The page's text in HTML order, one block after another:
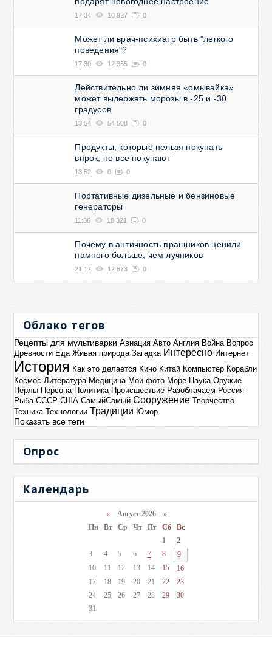
17:34 10 927 0
Может ли врач-психиатр быть "легкого
поведения"?
17:30 12 355 0
Действительно ли зимняя «омывайка»
может выдержать морозы в -25 и -30
градусов
13:54 54 508 0
Продукты, которые нельзя покупать
впрок, но все покупают
13:52 0 0
Портативные дизельные и бензиновые
генераторы
11:36 18 321 0
Почему в античность пращников ценили
намного больше, чем лучников
21:17 12 873 0
Облако тегов
Рецепты для мультиварки Авиация Авто Англия Война Вопрос
Древности Еда Живая природа Загадка Интересно Интернет
История Как это делается Кино Китай Компьютер Корабли
Космос Литература Медицина Мои фото Море Наука Оружие
Перлы Персона Политика Происшествие Разоблачаем Россия
Рыба СССР США СамыйСамый Сооружение Творчество
Техника Технологии Традиции Юмор
Показать все теги
Опрос
Календарь
«Август 2026 »
Пн
Вт Ср Чт Пт Сб
Вс
1
2
3
4 5 6 7 8
9
10
11 12 13 14 15
16
17
18 19 20 21 22
23
24
25 26 27 28 29
30
31